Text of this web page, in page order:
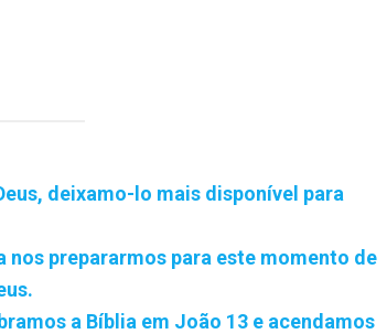
deixamo-lo mais disponível para
nos prepararmos para este momento de
a Bíblia em João 13 e acendamos